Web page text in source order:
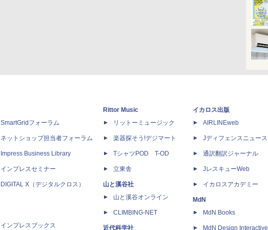
SmartGridフォーラム
ネットショップ担当者フォーラム
Impress Business Library
インプレスセミナー
DIGITAL X（デジタルクロス）
インプレスブックス
Rittor Music
リットーミュージック
楽器探そう!デジマート
TシャツPOD T-OD
立東舎
山と溪谷社
山と溪谷オンライン
CLIMBING-NET
近代科学社
イカロス出版
AIRLINEweb
Jディフェンスニュース
通訳翻訳ジャーナル
JレスキューWeb
イカロスアカデミー
MdN
MdN Books
MdN Design Interactive